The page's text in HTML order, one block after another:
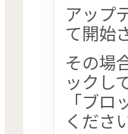
アップ
て開始
その場
ックし
「ブ
くださ